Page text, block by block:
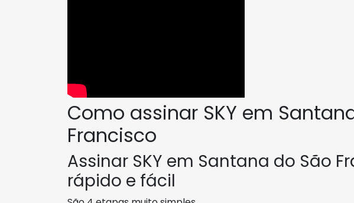
Como assinar SKY em
Francisco
Assinar SKY em Santana do São
rápido e fácil